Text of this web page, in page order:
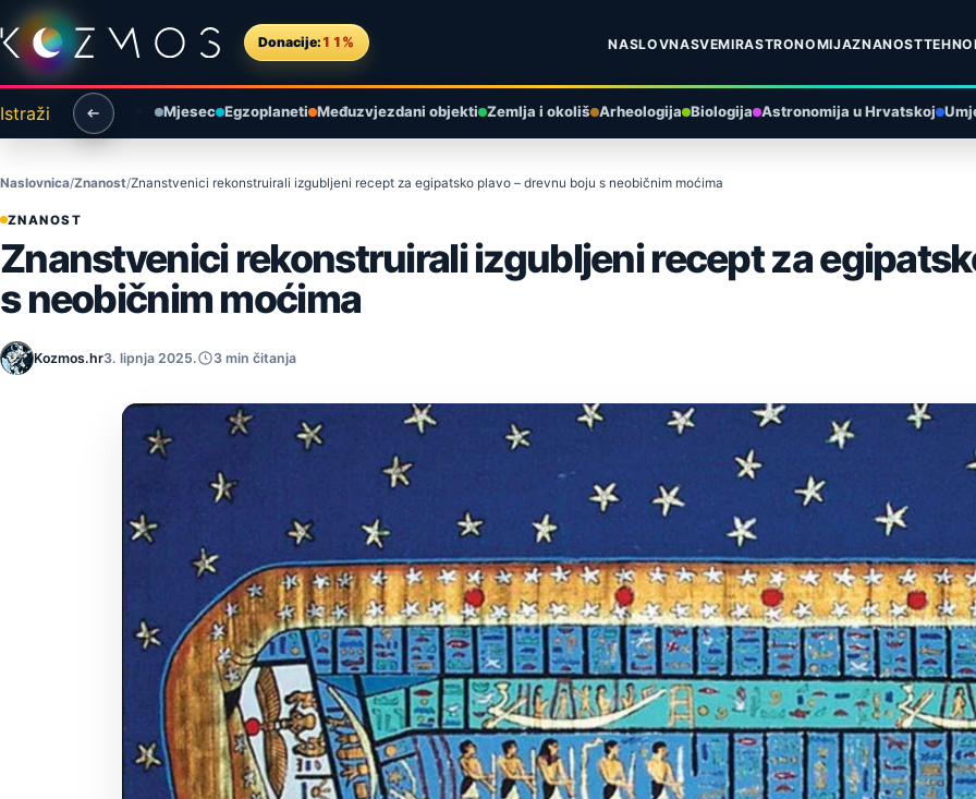
Preskoči na sadržaj
Donacije: 11% NASLOVNASVEMIRASTRONOMIJAZNANOST
Istraži Mjesec Egzoplaneti Međuzvjezdani objekti Zemlja i okoliš Arheologija Biologija Astronomija u Hrvatskoj
Naslovnica Znanost Znanstvenici rekonstruirali izgubljeni recept za egipatsko plavo – drevnu boju s neobičnim moćima
ZNANOST
Znanstvenici rekonstruirali izgubljeni recept za
s neobičnim moćima
Kozmos.hr3. lipnja 2025. 3 min čitanja